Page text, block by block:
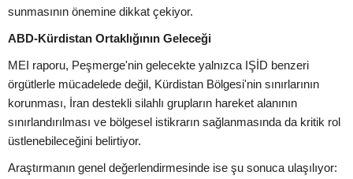
sunmasının önemine dikkat çekiyor.
ABD-Kürdistan Ortaklığının Geleceği
MEI raporu, Peşmerge'nin gelecekte yalnızca IŞİD benzeri
örgütlerle mücadelede değil, Kürdistan Bölgesi'nin sınırlarının
korunması, İran destekli silahlı grupların hareket alanının
sınırlandırılması ve bölgesel istikrarın sağlanmasında da kritik rol
üstlenebileceğini belirtiyor.
Araştırmanın genel değerlendirmesinde ise şu sonuca ulaşılıyor: